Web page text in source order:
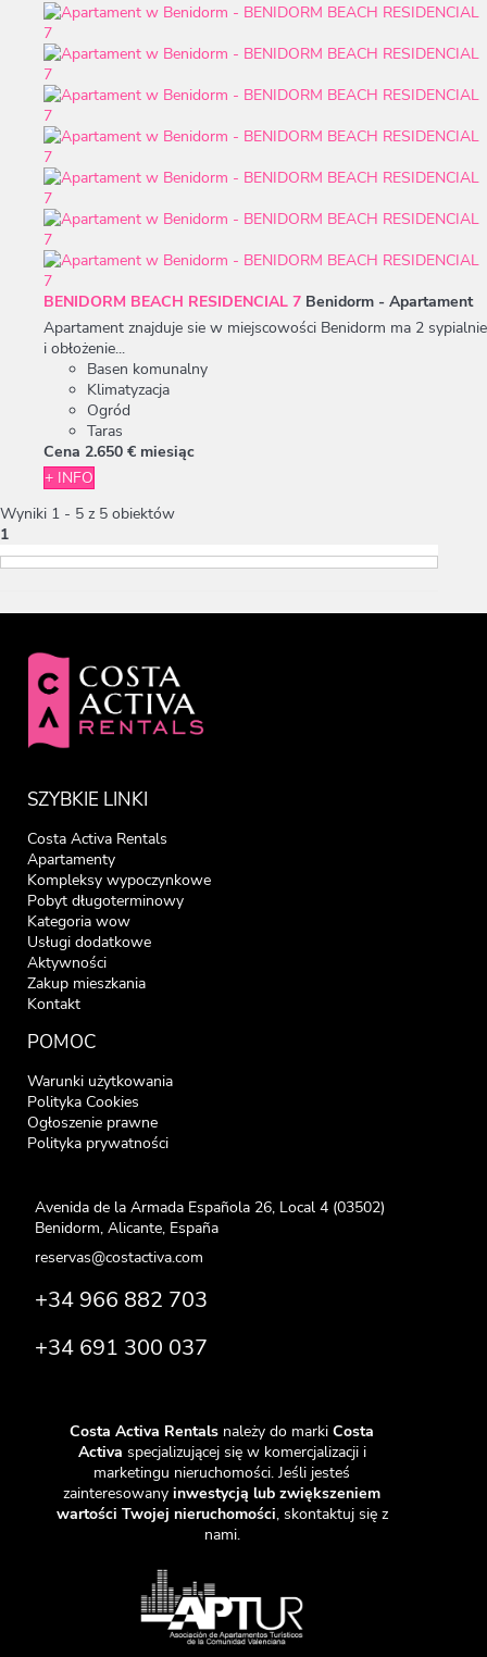
BENIDORM BEACH RESIDENCIAL 7 Benidorm - Apartament
Apartament znajduje sie w miejscowości Benidorm ma 2 sypialnie
i obłożenie...
Basen komunalny
Klimatyzacja
Ogród
Taras
Cena 2.650 € miesiąc
+ INFO
Wyniki 1 - 5 z 5 obiektów
1
SZYBKIE LINKI
Costa Activa Rentals
Apartamenty
Kompleksy wypoczynkowe
Pobyt długoterminowy
Kategoria wow
Usługi dodatkowe
Aktywności
Zakup mieszkania
Kontakt
POMOC
Warunki użytkowania
Polityka Cookies
Ogłoszenie prawne
Polityka prywatności
Avenida de la Armada Española 26, Local 4 (03502)
Benidorm, Alicante, España
reservas@costactiva.com
+34 966 882 703
+34 691 300 037
Costa Activa Rentals należy do marki Costa
Activa specjalizującej się w komercjalizacji i
marketingu nieruchomości. Jeśli jesteś
zainteresowany inwestycją lub zwiększeniem
wartości Twojej nieruchomości, skontaktuj się z
nami.